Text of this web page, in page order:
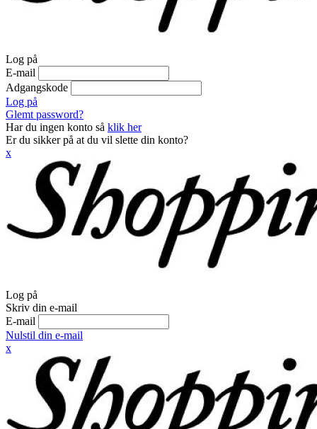
Log på
E-mail
Adgangskode
Log på
Glemt password?
Har du ingen konto så klik her
Er du sikker på at du vil slette din konto?
x
Log på
Skriv din e-mail
E-mail
Nulstil din e-mail
x